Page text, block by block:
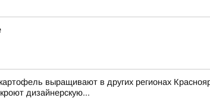
выращивают в других регионах
дизайнерскую...